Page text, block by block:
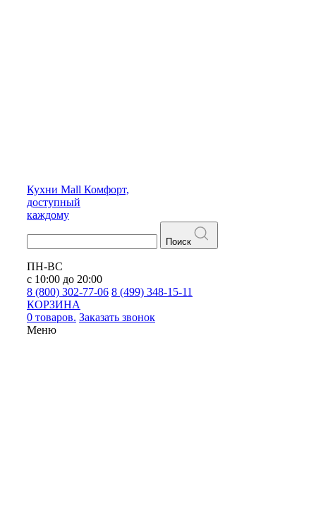
Кухни Mall Комфорт,
доступный
каждому
Поиск
ПН-ВС
с 10:00 до 20:00
8 (800) 302-77-06 8 (499) 348-15-11
КОРЗИНА
0 товаров. Заказать звонок
Меню